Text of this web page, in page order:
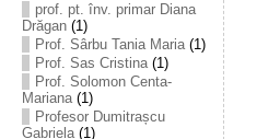
prof. pt. înv. primar Diana
Drăgan(1)
Prof. Sârbu Tania Maria(1)
Prof. Sas Cristina(1)
Prof. Solomon Centa-
Mariana(1)
Profesor Dumitrașcu
Gabriela(1)